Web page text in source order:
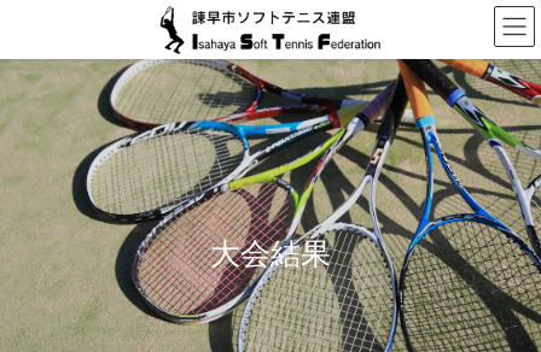
テ
ツ
に
動
ゲ
シ
ョ
に
動
大会結果